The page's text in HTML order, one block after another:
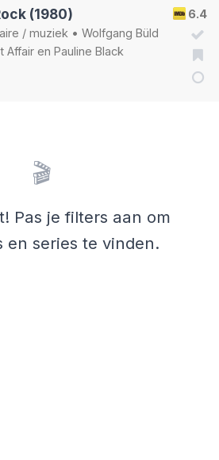
6.4
(1980)
/ muziek • Wolfgang Büld
Affair en Pauline Black
🎬
Pas je filters aan om
en series te vinden.